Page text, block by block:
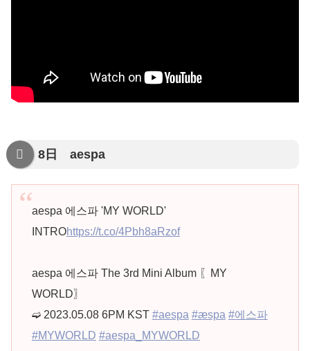
8日 aespa
aespa 에스파 'MY WORLD'
INTROhttps://t.co/4Pbh8aRzof
aespa 에스파 The 3rd Mini Album 〖MY
WORLD〗
➫ 2023.05.08 6PM KST #aespa #æspa #에스파
#MYWORLD #aespa_MYWORLD